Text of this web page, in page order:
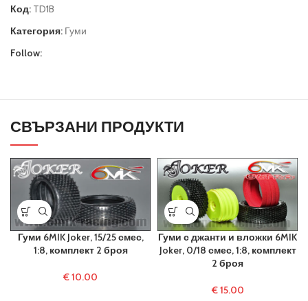
Код: TD1B
Категория: Гуми
Follow:
СВЪРЗАНИ ПРОДУКТИ
Гуми 6MIK Joker, 15/25 смес,
1:8, комплект 2 броя
€10.00
Гуми с джанти и вложки 6MIK
Joker, 0/18 смес, 1:8, комплект
2 броя
€15.00